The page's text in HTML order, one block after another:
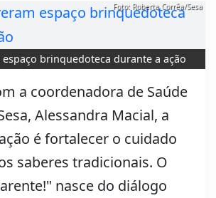
brinquedoteca durante a ação
Foto: Roberta Corrêa/Sesa
a coordenadora de Saúde
Alessandra Macial, a
é fortalecer o cuidado
saberes tradicionais. O
nasce do diálogo